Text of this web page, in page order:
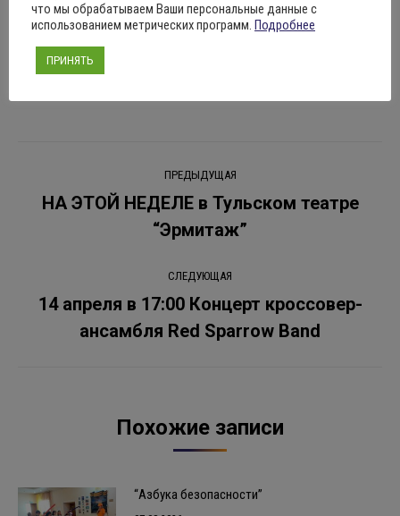
Навигация
по
ПРЕДЫДУЩАЯ
Предыдущая
запись:
НА ЭТОЙ НЕДЕЛЕ в Тульском театре
“Эрмитаж”
СЛЕДУЮЩАЯ
Следующая
запись:
14 апреля в 17:00 Концерт кроссовер-
ансамбля Red Sparrow Band
Похожие записи
“Азбука безопасности”
что мы обрабатываем Ваши персональные данные с
использованием метрических программ. Подробнее
ПРИНЯТЬ